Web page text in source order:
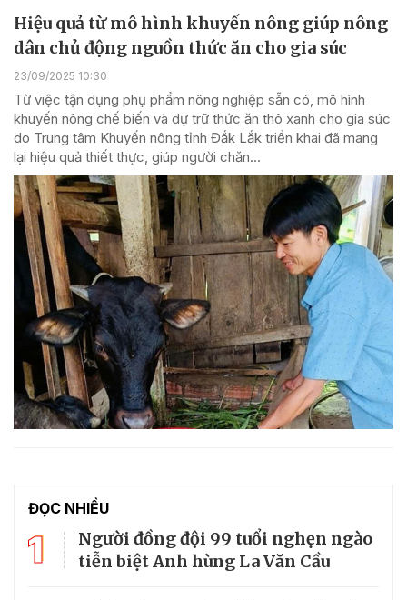
Hiệu quả từ mô hình khuyến nông giúp nông
dân chủ động nguồn thức ăn cho gia súc
23/09/2025 10:30
Từ việc tận dụng phụ phẩm nông nghiệp sẵn có, mô hình
khuyến nông chế biến và dự trữ thức ăn thô xanh cho gia súc
do Trung tâm Khuyến nông tỉnh Đắk Lắk triển khai đã mang
lại hiệu quả thiết thực, giúp người chăn...
ĐỌC NHIỀU
1
Người đồng đội 99 tuổi nghẹn ngào
tiễn biệt Anh hùng La Văn Cầu